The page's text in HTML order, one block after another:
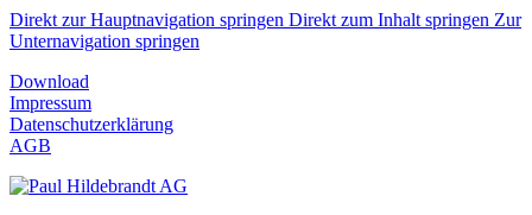
Direkt zur Hauptnavigation springen Direkt zum Inhalt springen Zur
Unternavigation springen
Download
Impressum
Datenschutzerklärung
AGB